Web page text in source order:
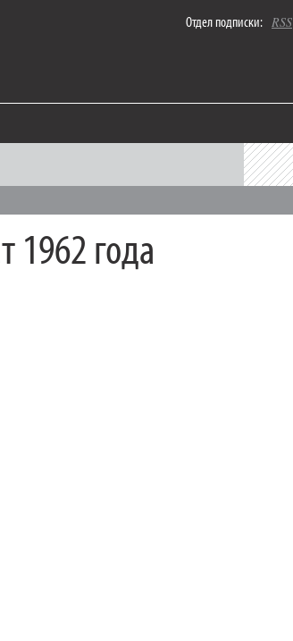
Отдел подписки: RSS
1962 года